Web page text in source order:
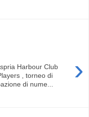
›
Harbour Club
, torneo di
di nume...